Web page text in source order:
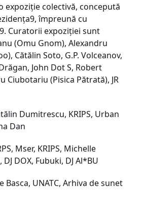
o expoziție colectivă, concepută
împreună cu
Curatorii expoziției sunt
(Omu Gnom), Alexandru
Cătălin Soto, G.P. Volceanov,
John Dot S, Robert
Ciubotariu (Pisica Pătrată), JR
Dumitrescu, KRIPS, Urban
Dan
Mser, KRIPS, Michelle
DOX, Fubuki, DJ Al*BU
Basca, UNATC, Arhiva de sunet